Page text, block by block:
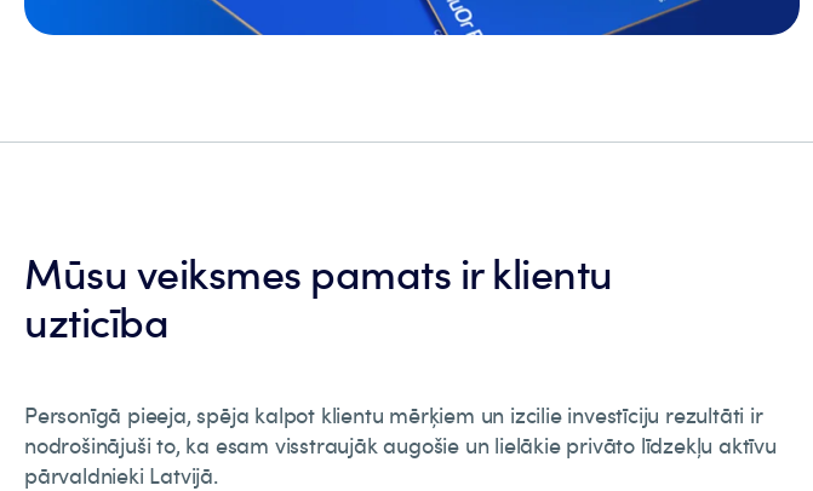
Mūsu veiksmes pamats ir klientu
uzticība
Personīgā pieeja, spēja kalpot klientu mērķiem un izcilie investīciju rezultāti ir
nodrošinājuši to, ka esam visstraujāk augošie un lielākie privāto līdzekļu aktīvu
pārvaldnieki Latvijā.